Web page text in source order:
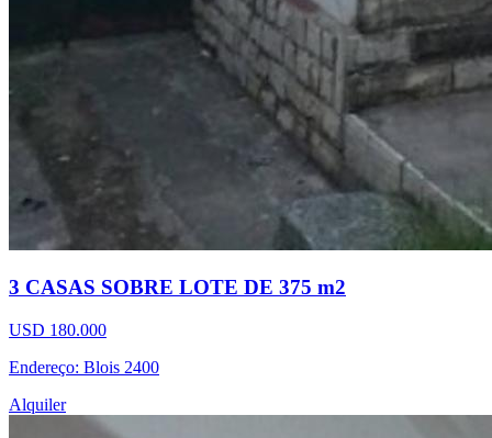
3 CASAS SOBRE LOTE DE 375 m2
USD 180.000
Endereço: Blois 2400
Alquiler